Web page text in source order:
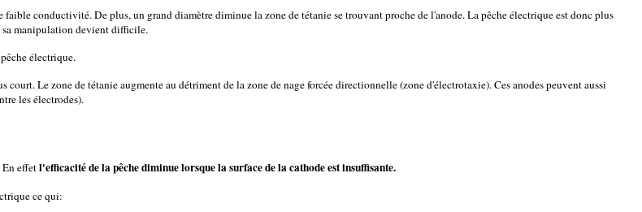
conductivité. De plus, un grand diamètre diminue la zone de tétanie se trouvant proche de l'anode. La pêche électrique est donc plus
sa manipulation devient difficile.
électrique.
Le zone de tétanie augmente au détriment de la zone de nage forcée directionnelle (zone d'électrotaxie). Ces anodes peuvent aussi
les électrodes).
effetl'efficacité de la pêche diminue lorsque la surface de la cathode est insuffisante.
ce qui: